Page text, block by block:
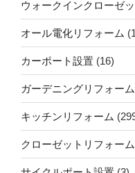
ウォークインクローゼ
オール電化リフォーム
カーポート設置 (16)
ガーデニングリフォーム
キッチンリフォーム
クローゼットリフォーム